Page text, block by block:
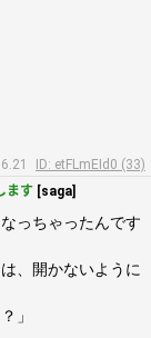
ID: etFLmEId0 (33)
ます [saga]
っちゃったんです
、開かないように
」